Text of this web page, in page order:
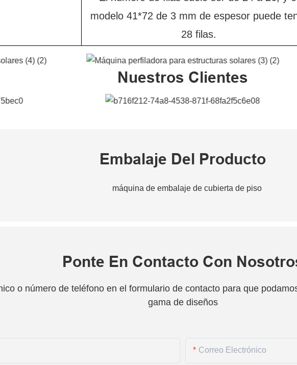
modelo 41*72 de 3 mm de espesor puede
28 filas.
Nuestros Clientes
Embalaje Del Producto
Ponte En Contacto Con
o número de teléfono en el formulario de contacto para que
gama de diseños
Correo Electrónico